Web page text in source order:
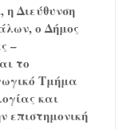
η Διεύθυνση
ο Δήμος
–
το
Τμήμα
και
επιστημονική